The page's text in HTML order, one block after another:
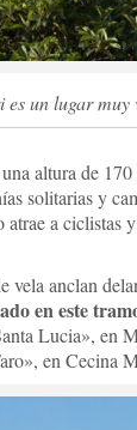
un lugar
altura de
solitarias y
a ciclistas
vela anclan
en este
Lucia», en
en Cecina